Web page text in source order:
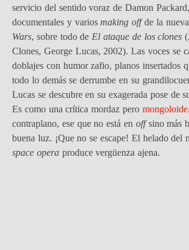
servicio del sentido voraz de Damon
documentales y variosmaking offde la
Wars, sobre todo de El ataque de los clones
Clones, George Lucas, 2002). Las voces se
doblajes con humor zafio, planos insertados
todo lo demás se derrumbe en su
Lucas se descubre en su exagerada pose de
Es como una crítica mordaz pero mongoloide
contraplano, ese que no está en offsino más
buena luz. ¡Que no se escape! El helado del
space operaproduce vergüenza ajena.